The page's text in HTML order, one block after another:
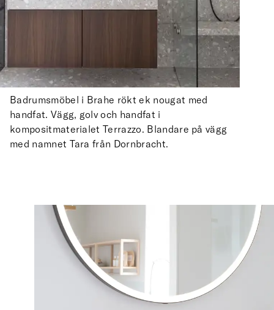
Badrumsmöbel i Brahe rökt ek nougat med
handfat. Vägg, golv och handfat i
kompositmaterialet Terrazzo. Blandare på vägg
med namnet Tara från Dornbracht.